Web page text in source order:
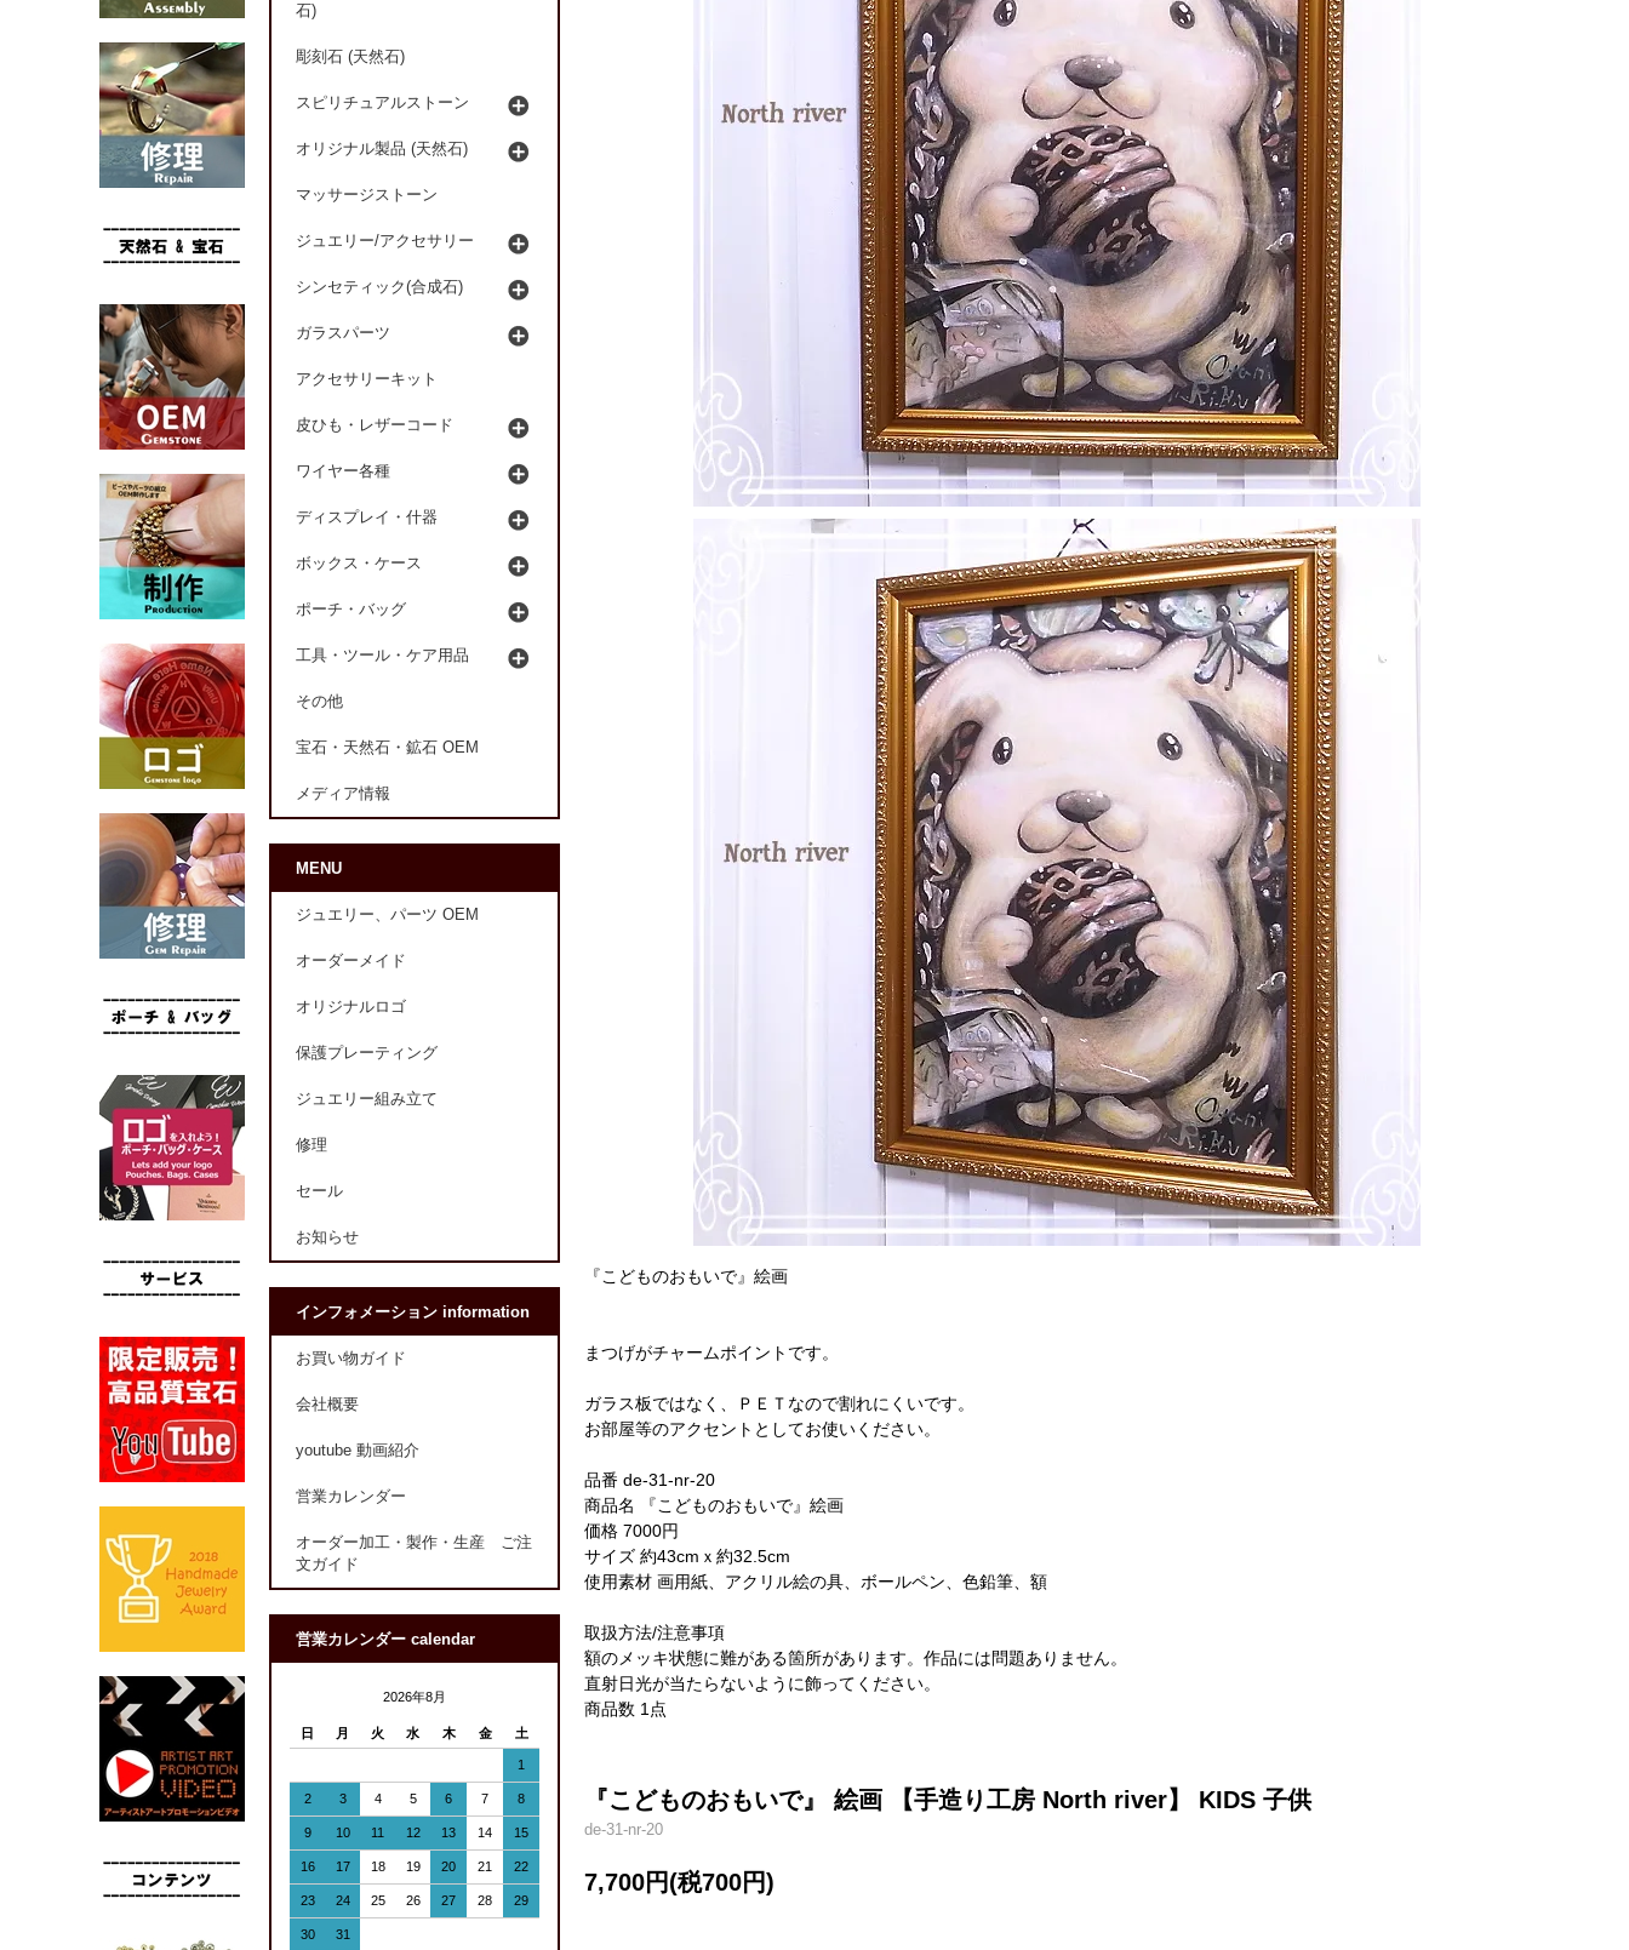
『こどものおもいで』絵画
まつげがチャームポイントです。
ガラス板ではなく、ＰＥＴなので割れにくいです。
お部屋等のアクセントとしてお使いください。
品番 de-31-nr-20
商品名 『こどものおもいで』絵画
価格 7000円
サイズ 約43cmｘ約32.5cm
使用素材 画用紙、アクリル絵の具、ボールペン、色鉛筆、額
取扱方法/注意事項
額のメッキ状態に難がある箇所があります。作品には問題ありません。
直射日光が当たらないように飾ってください。
商品数 1点
『こどものおもいで』 絵画 【手造り工房 North river】 KIDS 子供
de-31-nr-20
7,700円(税700円)
石)
彫刻石 (天然石)
スピリチュアルストーン
オリジナル製品 (天然石)
マッサージストーン
ジュエリー/アクセサリー
シンセティック(合成石)
ガラスパーツ
アクセサリーキット
皮ひも・レザーコード
ワイヤー各種
ディスプレイ・什器
ボックス・ケース
ポーチ・バッグ
工具・ツール・ケア用品
その他
宝石・天然石・鉱石 OEM
メディア情報
MENU
ジュエリー、パーツ OEM
オーダーメイド
オリジナルロゴ
保護プレーティング
ジュエリー組み立て
修理
セール
お知らせ
インフォメーション information
お買い物ガイド
会社概要
youtube 動画紹介
営業カレンダー
オーダー加工・製作・生産 ご注
文ガイド
営業カレンダー calendar
2026年8月
日 月 火 水 木 金 土
1
2 3 4 5 6 7 8
9 10 11 12 13 14 15
16 17 18 19 20 21 22
23 24 25 26 27 28 29
30 31